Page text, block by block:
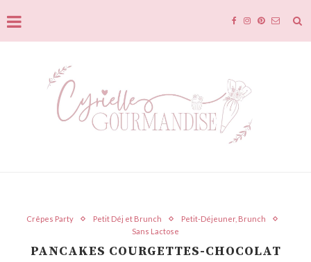
Crêpes Party Petit Déj et Brunch
Petit-Déjeuner, Brunch
Sans Lactose
PANCAKES COURGETTES-CHOCOLAT